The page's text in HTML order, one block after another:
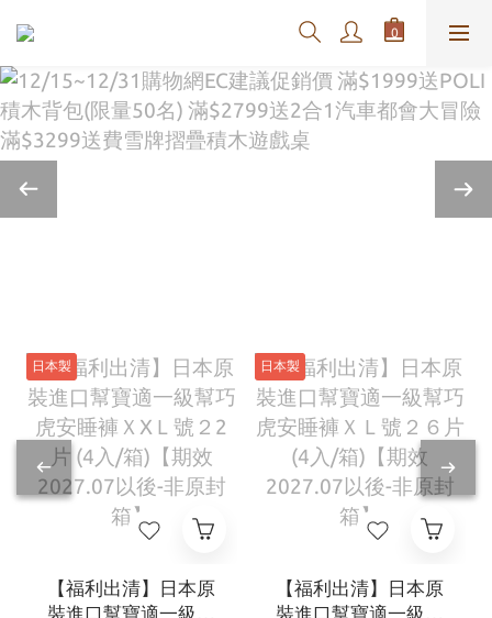
日本製
【福利出清】日本原
裝進口幫寶適一級幫
日本製
【福利出清】日本原
裝進口幫寶適一級幫